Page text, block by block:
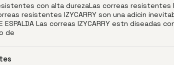
con alta durezaLas correas
resistentes IZYCARRY son una adicin
ESPALDA Las correas IZYCARRY estn
de